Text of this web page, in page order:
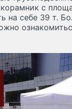
с
на себе 39 т.